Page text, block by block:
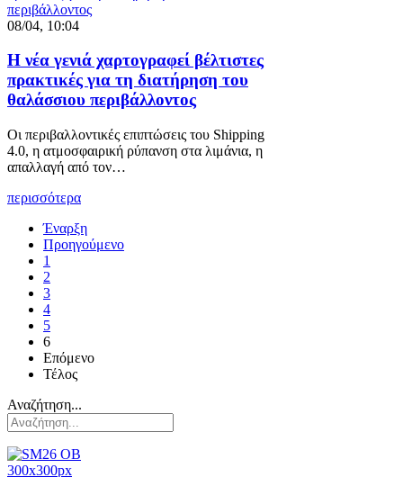
08/04, 10:04
Η νέα γενιά χαρτογραφεί βέλτιστες
πρακτικές για τη διατήρηση του
θαλάσσιου περιβάλλοντος
Οι περιβαλλοντικές επιπτώσεις του Shipping
4.0, η ατμοσφαιρική ρύπανση στα λιμάνια, η
απαλλαγή από τον…
περισσότερα
Έναρξη
Προηγούμενο
1
2
3
4
5
6
Επόμενο
Τέλος
Αναζήτηση...